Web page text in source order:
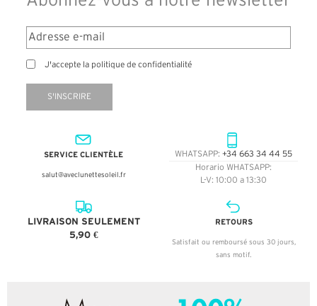
J'accepte la politique de confidentialité
S'INSCRIRE
SERVICE CLIENTÈLE
salut@aveclunettesoleil.fr
WHATSAPP: +34 663 34 44 55
Horario WHATSAPP:
L-V: 10:00 a 13:30
LIVRAISON SEULEMENT
5,90 €
RETOURS
Satisfait ou remboursé sous 30 jours,
sans motif.